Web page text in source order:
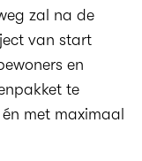
zal na de
van start
en
te
met maximaal